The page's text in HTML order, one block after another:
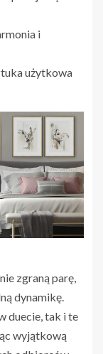
i
użytkowa
zgraną parę,
dynamikę.
duecie, tak i te
wyjątkową